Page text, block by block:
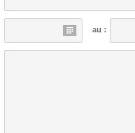
au :